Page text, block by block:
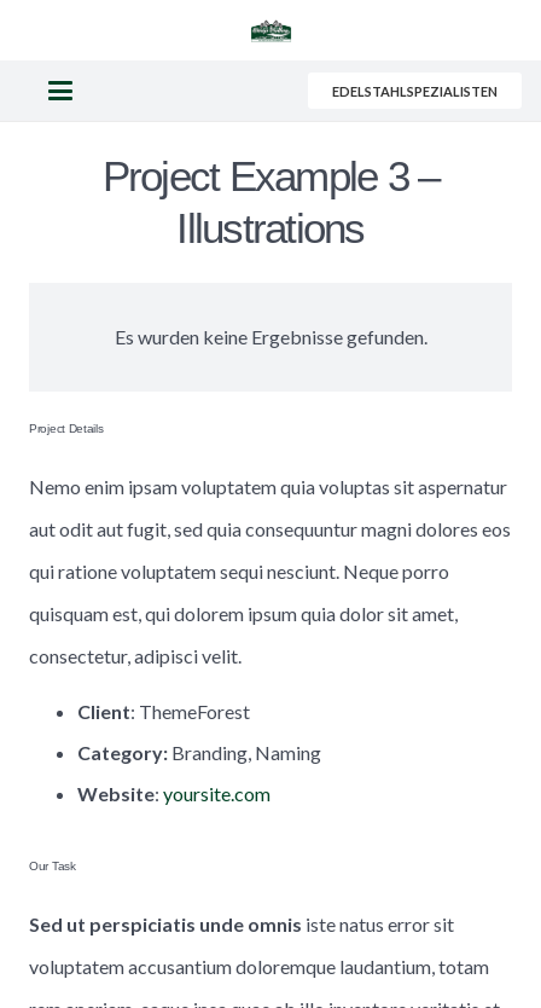
EDELSTAHLSPEZIALISTEN
Project Example 3 –
Illustrations
Es wurden keine Ergebnisse gefunden.
Project Details
Nemo enim ipsam voluptatem quia voluptas sit aspernatur
aut odit aut fugit, sed quia consequuntur magni dolores eos
qui ratione voluptatem sequi nesciunt. Neque porro
quisquam est, qui dolorem ipsum quia dolor sit amet,
consectetur, adipisci velit.
Client: ThemeForest
Category: Branding, Naming
Website: yoursite.com
Our Task
Sed ut perspiciatis unde omnis iste natus error sit
voluptatem accusantium doloremque laudantium, totam